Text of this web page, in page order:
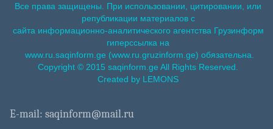
Все права защищены. При использовании, цитировании, или
републикации материалов с
сайта информационно-аналитического агентства Грузинформ
гиперссылка на
www.ru.saqinform.ge (www.ru.gruzinform.ge) обязательна.
Copyright © 2015 saqinform.ge All Rights Reserved.
Created by LEMONS
E-mail: saqinform@mail.ru